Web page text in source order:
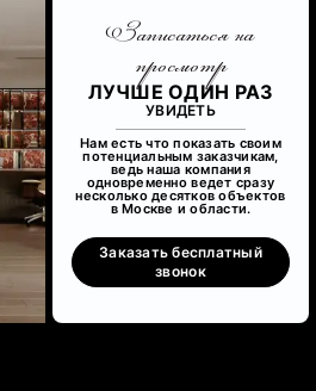
Записаться на
просмотр
ЛУЧШЕ ОДИН РАЗ
УВИДЕТЬ
Нам есть что показать своим
потенциальным заказчикам,
ведь наша компания
одновременно ведет сразу
несколько десятков объектов
в Москве и области.
Заказать бесплатный
звонок